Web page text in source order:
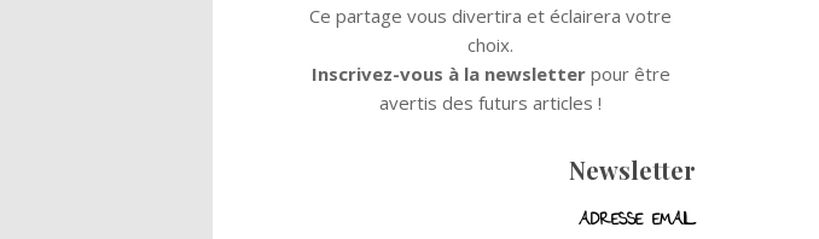
Ce partage vous divertira et éclairera votre
choix.
Inscrivez-vous à la newsletterpour être
avertis des futurs articles !
Newsletter
ADRESSE EMAIL